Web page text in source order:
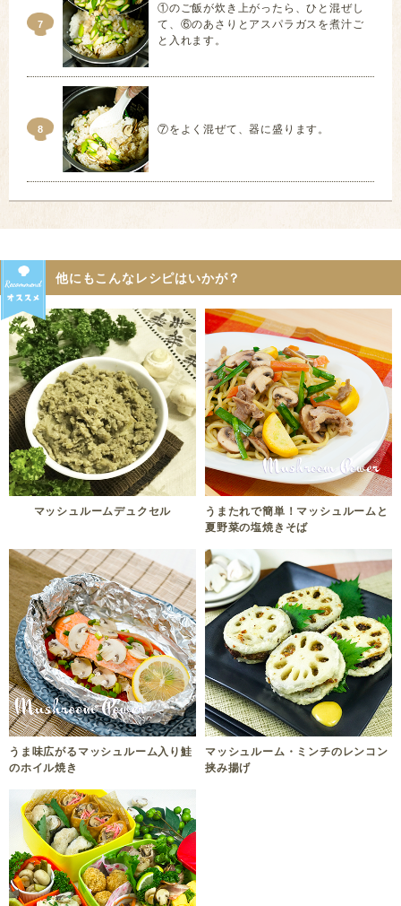
7
①のご飯が炊き上がったら、ひと混ぜし
て、⑥のあさりとアスパラガスを煮汁ご
と入れます。
8 ⑦をよく混ぜて、器に盛ります。
他にもこんなレシピはいかが？
マッシュルームデュクセル
うまたれで簡単！マッシュルームと
夏野菜の塩焼きそば
うま味広がるマッシュルーム入り鮭
のホイル焼き
マッシュルーム・ミンチのレンコン
挟み揚げ